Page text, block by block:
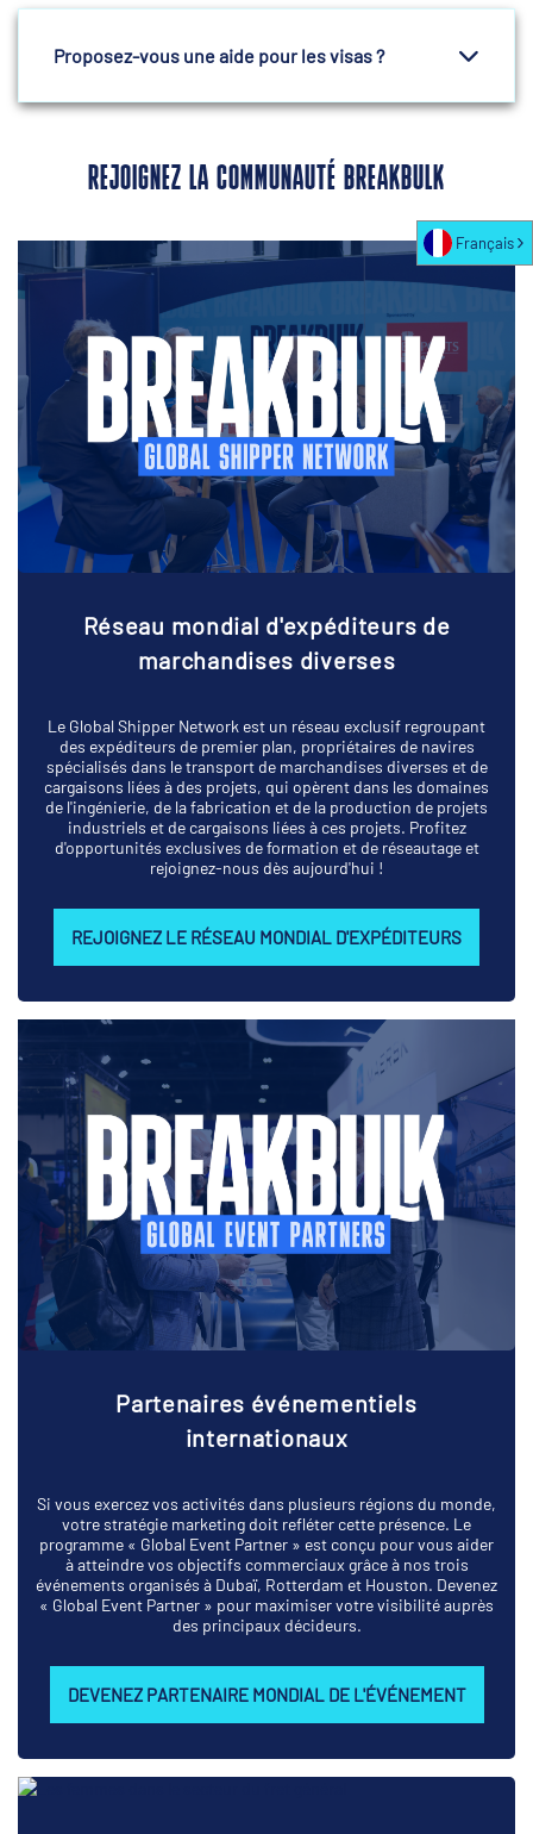
Proposez-vous une aide pour les visas ?
REJOIGNEZ LA COMMUNAUTÉ BREAKBULK
Réseau mondial d'expéditeurs de
marchandises diverses
Le Global Shipper Network est un réseau exclusif regroupant
des expéditeurs de premier plan, propriétaires de navires
spécialisés dans le transport de marchandises diverses et de
cargaisons liées à des projets, qui opèrent dans les domaines
de l'ingénierie, de la fabrication et de la production de projets
industriels et de cargaisons liées à ces projets. Profitez
d'opportunités exclusives de formation et de réseautage et
rejoignez-nous dès aujourd'hui !
REJOIGNEZ LE RÉSEAU MONDIAL D'EXPÉDITEURS
Partenaires événementiels
internationaux
Si vous exercez vos activités dans plusieurs régions du monde,
votre stratégie marketing doit refléter cette présence. Le
programme « Global Event Partner » est conçu pour vous aider
à atteindre vos objectifs commerciaux grâce à nos trois
événements organisés à Dubaï, Rotterdam et Houston. Devenez
« Global Event Partner » pour maximiser votre visibilité auprès
des principaux décideurs.
DEVENEZ PARTENAIRE MONDIAL DE L'ÉVÉNEMENT
Français